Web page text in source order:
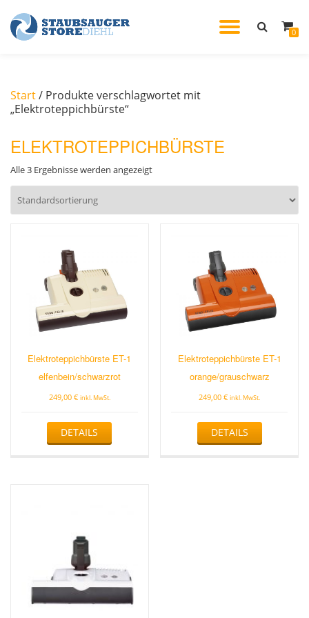
Skip
0
Start/ Produkte verschlagwortet mit
„Elektroteppichbürste“
ELEKTROTEPPICHBÜRSTE
Alle 3 Ergebnisse werden angezeigt
Elektroteppichbürste ET-1
elfenbein/schwarzrot
249,00 € inkl. MwSt.
DETAILS
Elektroteppichbürste ET-1
orange/grauschwarz
249,00€ inkl. MwSt.
DETAILS